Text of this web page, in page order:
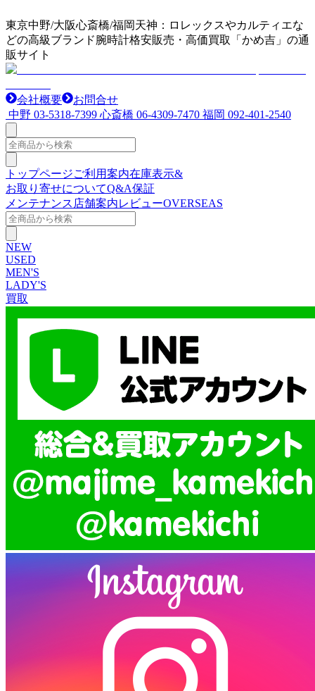
東京中野/大阪心斎橋/福岡天神：ロレックスやカルティエな
どの高級ブランド腕時計格安販売・高価買取「かめ吉」の通
販サイト
会社概要
お問合せ
中野 03-5318-7399 心斎橋 06-4309-7470 福岡 092-401-2540
トップページご利用案内在庫表示&
お取り寄せについてQ&A保証
メンテナンス 店舗案内レビューOVERSEAS
NEW
USED
MEN'S
LADY'S
買取